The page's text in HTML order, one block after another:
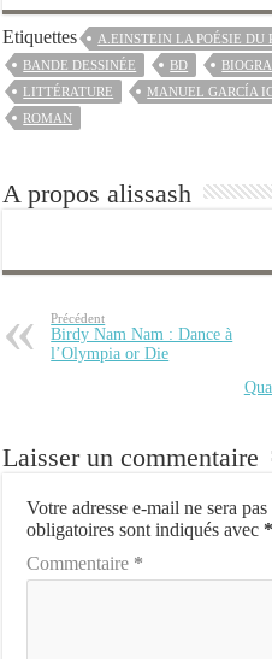
Etiquettes A.EINSTEIN LA POÉSIE DU
BANDE DESSINÉE
BD
LITTÉRATURE
MANUEL GARCÍA
ROMAN
A propos alissash
Précédent
Birdy Nam Nam : Dance à
l’Olympia or Die
Laisser un commentaire
Votre adresse e-mail ne sera
obligatoires sont indiqués avec *
Commentaire *